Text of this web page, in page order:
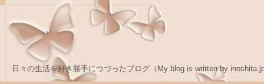
日々の生活を好き勝手につづったブログ（My blog is written by